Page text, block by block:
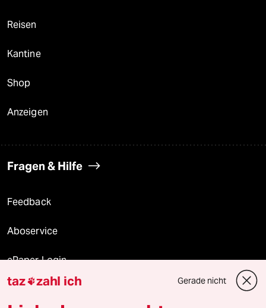
Reisen
Kantine
Shop
Anzeigen
Fragen & Hilfe
Feedback
Aboservice
ePaper Login
Downloads für Abonnierende
taz zahl ich Gerade nicht